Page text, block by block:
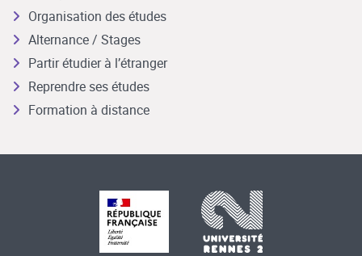
Organisation des études
Alternance / Stages
Partir étudier à l’étranger
Reprendre ses études
Formation à distance